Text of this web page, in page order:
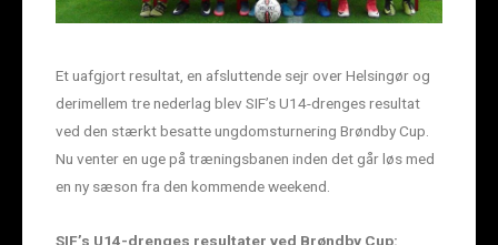
Et uafgjort resultat, en afsluttende sejr over Helsingør og
derimellem tre nederlag blev SIF’s U14-drenges resultat
ved den stærkt besatte ungdomsturnering Brøndby Cup.
Nu venter en uge på træningsbanen inden det går løs med
en ny sæson fra den kommende weekend.
SIF’s U14-drenges resultater ved Brøndby Cup: